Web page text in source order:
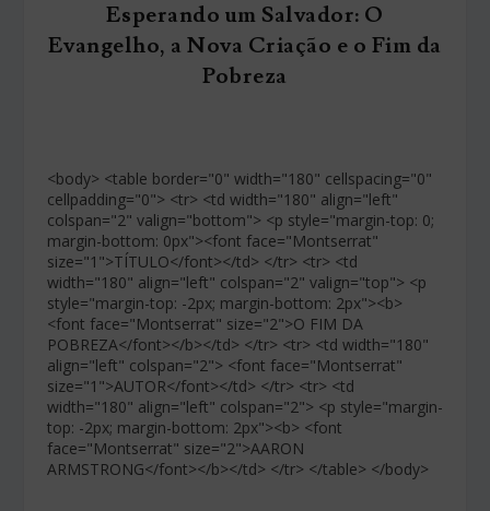
Esperando um Salvador: O
Evangelho, a Nova Criação e o Fim da
Pobreza
<body> <table border="0" width="180" cellspacing="0"
cellpadding="0"> <tr> <td width="180" align="left"
colspan="2" valign="bottom"> <p style="margin-top: 0;
margin-bottom: 0px"><font face="Montserrat"
size="1">TÍTULO</font></td> </tr> <tr> <td
width="180" align="left" colspan="2" valign="top"> <p
style="margin-top: -2px; margin-bottom: 2px"><b>
<font face="Montserrat" size="2">O FIM DA
POBREZA</font></b></td> </tr> <tr> <td width="180"
align="left" colspan="2"> <font face="Montserrat"
size="1">AUTOR</font></td> </tr> <tr> <td
width="180" align="left" colspan="2"> <p style="margin-
top: -2px; margin-bottom: 2px"><b> <font
face="Montserrat" size="2">AARON
ARMSTRONG</font></b></td> </tr> </table> </body>